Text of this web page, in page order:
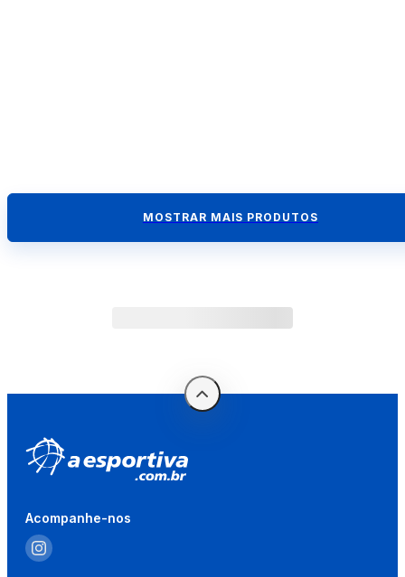
MOSTRAR MAIS PRODUTOS
Acompanhe-nos